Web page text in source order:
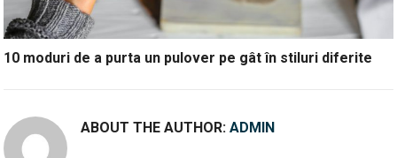
10 moduri de a purta un pulover pe gât în stiluri diferite
ABOUT THE AUTHOR:ADMIN